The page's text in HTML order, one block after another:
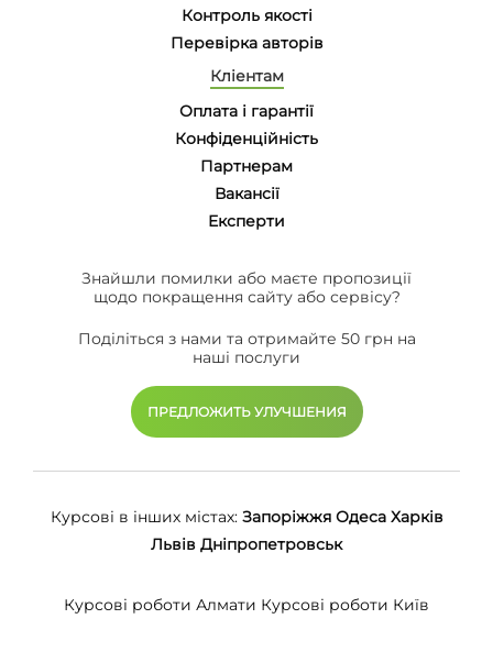
Контроль якості
Перевірка авторів
Кліентам
Оплата і гарантії
Конфіденційність
Партнерам
Вакансії
Eксперти
Знайшли помилки або маєте пропозиції
щодо покращення сайту або сервісу?
Поділіться з нами та отримайте 50 грн на
наші послуги
ПРЕДЛОЖИТЬ УЛУЧШЕНИЯ
Курсові в інших містах: Запоріжжя Одеса Харків
Львів Дніпропетровськ
Курсові роботи Алмати Курсові роботи Київ